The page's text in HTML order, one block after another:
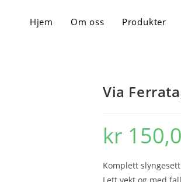
Hjem Om oss Produkter
Via
kr
Komplett